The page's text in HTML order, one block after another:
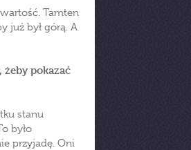
Tamten
już był górą. A
pokazać
stanu
było
przyjadę. Oni